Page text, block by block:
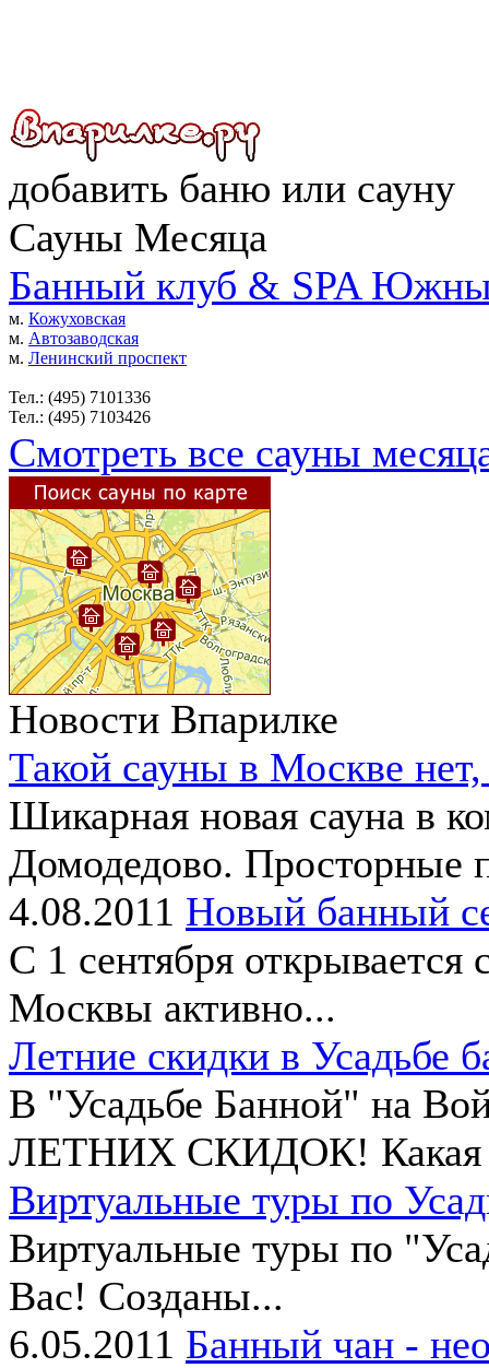
добавить баню или сауну
Сауны Месяца
Банный клуб & SPA
м. Кожуховская
м. Автозаводская
м. Ленинский проспект
Тел.: (495) 7101336
Тел.: (495) 7103426
Смотреть все сауны
Новости Впарилке
Такой сауны в Москве
Шикарная новая сауна в
Домодедово. Просторные
4.08.2011 Новый банный
С 1 сентября
Москвы активно...
Летние скидки в Усадьбе
В "Усадьбе Банной" на
ЛЕТНИХ СКИДОК! Какая
Виртуальные туры по
Виртуальные туры по
Вас! Созданы...
6.05.2011 Банный чан -